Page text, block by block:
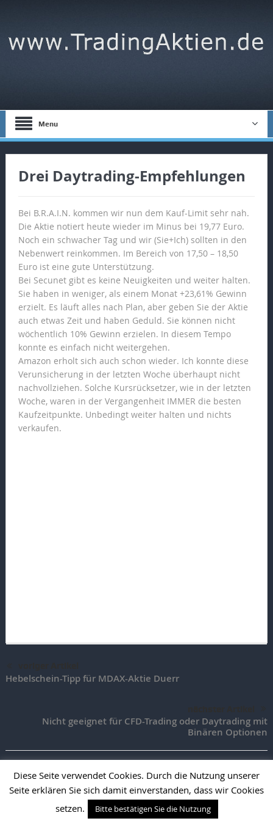
Menu
Drei Daytrading-Empfehlungen
Bei B.R.A.I.N. kommen wir nun dem Kauf-Limit sehr nah.
Die Aktie notiert heute wieder im Minus bei 19,77 Euro.
Noch ein schwacher Tag und wir (Sie+Ich) sollten in den
Nebenwert reinkommen. Im Bereich von 17,50 – 18,50
Euro ist eine gute Unterstützung.
Bei Secunet gibt es keine Neuigkeiten und weiter halten.
Sie haben in weniger, als einem Monat +23,61% Gewinn
erzielt. Es läuft alles nach Plan, aber geben Sie der Aktie
auch etwas Zeit und haben Geduld. Sie können nicht
wöchentlich 10% Gewinn erzielen. In diesem Tempo
konnte es einfach nicht weitergehen.
Amazon erholt sich auch schon wieder. Ich konnte diese
Verunsicherung in der letzten Woche überhaupt nicht
nachvollziehen. Solche Kursrücksetzer, wie in der letzten
Woche, waren in der Vergangenheit IMMER die besten
Kaufzeitpunkte. Unbedingt weiter halten und nichts
verkaufen.
Hebelschein-Tipp für MDAX-Aktie Duerr
Nicht geeignet für CFD-Trading oder Daytrading mit
Binären Optionen
TradingAktien.de |Impressum|Vertrag widerrufen|Vertrag
kündigen
Diese Seite verwendet Cookies. Durch die Nutzung unserer
Seite erklären Sie sich damit einverstanden, dass wir Cookies
setzen.
Bitte bestätigen Sie die Nutzung